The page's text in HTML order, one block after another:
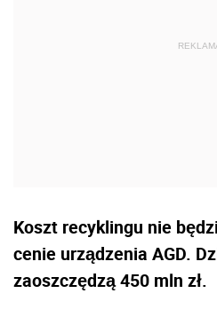
Koszt recyklingu nie
cenie urządzenia AGD.
zaoszczędzą 450 mln zł.